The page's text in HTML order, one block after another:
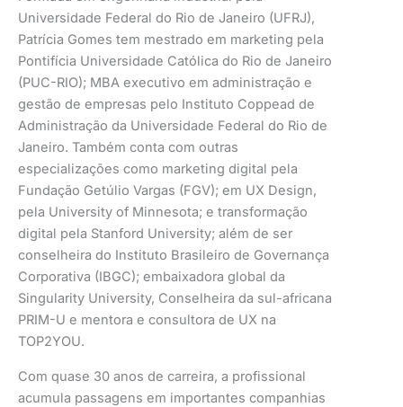
Universidade Federal do Rio de Janeiro (UFRJ),
Patrícia Gomes tem mestrado em marketing pela
Pontifícia Universidade Católica do Rio de Janeiro
(PUC-RIO); MBA executivo em administração e
gestão de empresas pelo Instituto Coppead de
Administração da Universidade Federal do Rio de
Janeiro. Também conta com outras
especializações como marketing digital pela
Fundação Getúlio Vargas (FGV); em UX Design,
pela University of Minnesota; e transformação
digital pela Stanford University; além de ser
conselheira do Instituto Brasileiro de Governança
Corporativa (IBGC); embaixadora global da
Singularity University, Conselheira da sul-africana
PRIM-U e mentora e consultora de UX na
TOP2YOU.
Com quase 30 anos de carreira, a profissional
acumula passagens em importantes companhias